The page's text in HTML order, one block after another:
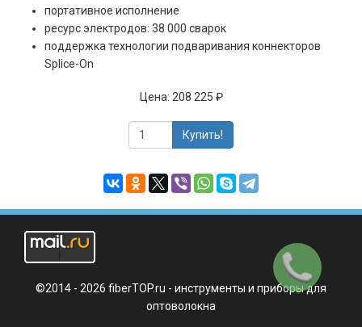
портативное исполнение
ресурс электродов: 38 000 сварок
поддержка технологии подваривания коннекторов
Splice-On
Цена: 208 225 ₽
Купить!
©2014 - 2026 fiberTOP.ru - инструменты и приборы для
оптоволокна
Заказать
звонок